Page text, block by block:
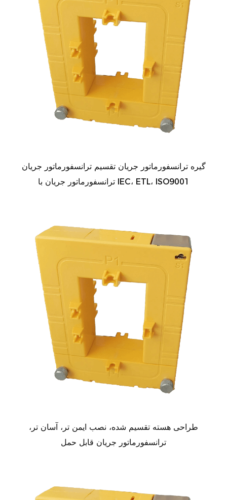
گیره ترانسفورماتور جریان تقسیم ترانسفورماتور جریان
ترانسفورماتور جریان با IEC، ETL، ISO9001
طراحی هسته تقسیم شده، نصب ایمن تر، آسان تر،
ترانسفورماتور جریان قابل حمل